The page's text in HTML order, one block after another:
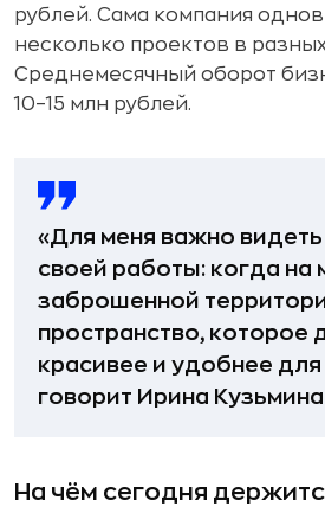
рублей. Сама компания
несколько проектов в
Среднемесячный оборот
10–15 млн рублей.
«Для меня важно видеть
своей работы: когда на
заброшенной
пространство, которое
красивее и удобнее
говорит Ирина
На чём сегодня